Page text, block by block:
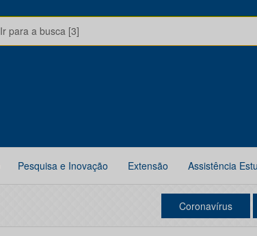
Ir para a busca [3]
Pesquisa e Inovação Extensão Assistência
Coronavírus